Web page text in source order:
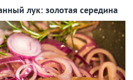
лук: золотая середина